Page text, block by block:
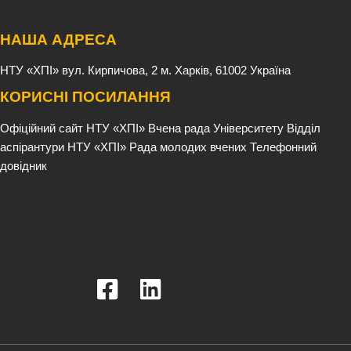
НАША АДРЕСА
НТУ «ХПІ» вул. Кирпичова, 2 м. Харків, 61002 Україна
КОРИСНІ ПОСИЛАННЯ
Офіційний сайт НТУ «ХПІ» Вчена рада Університету Відділ
аспірантури НТУ «ХПІ» Рада молодих вчених Телефонний
довідник